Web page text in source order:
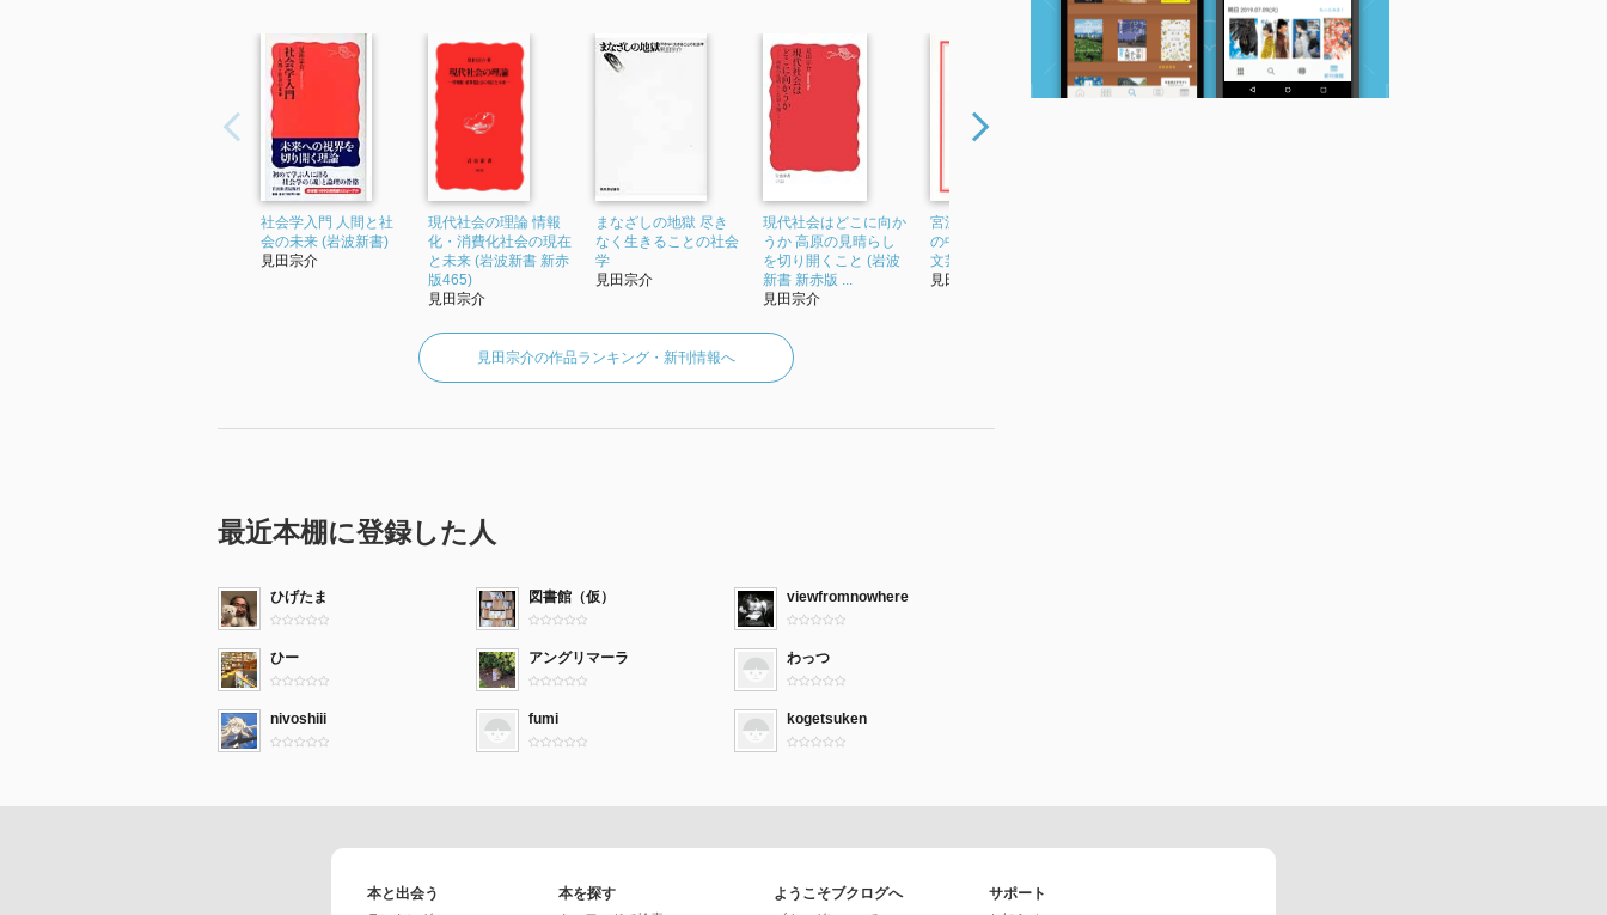
社会学入門 人間と社
会の未来 (岩波新書)
見田宗介
現代社会の理論 情報
化・消費化社会の現在
と未来 (岩波新書 新赤
版465)
見田宗介
まなざしの地獄 尽き
なく生きることの社会
学
見田宗介
現代社会はどこに向か
うか 高原の見晴らし
を切り開くこと (岩波
新書 新赤版 ...
見田宗介
宮沢賢治 存在の祭り
の中へ (岩波現代文庫
文芸35)
見田宗介
見田宗介の作品ランキング・新刊情報へ
最近本棚に登録した人
ひげたま 図書館（仮） viewfromnowhere
ひー アングリマーラ わっつ
nivoshiii fumi kogetsuken
本と出会う 本を探す ようこそブクログへ サポート